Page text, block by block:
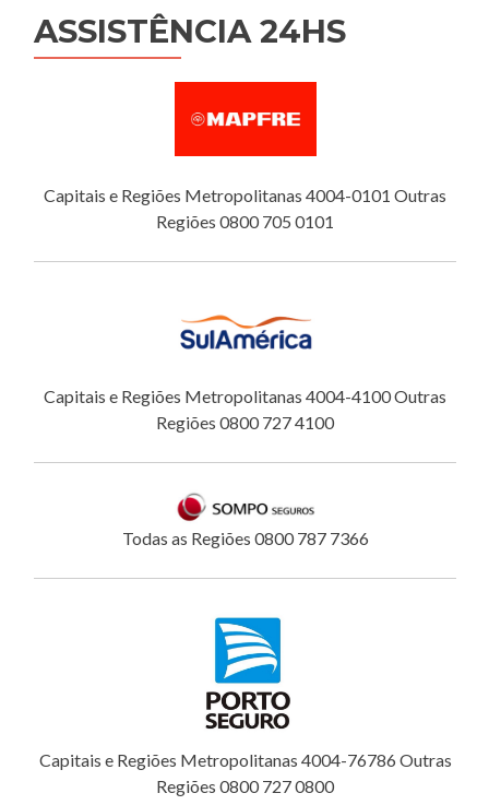
ASSISTÊNCIA 24HS
Capitais e Regiões Metropolitanas 4004-0101 Outras
Regiões 0800 705 0101
Capitais e Regiões Metropolitanas 4004-4100 Outras
Regiões 0800 727 4100
Todas as Regiões 0800 787 7366
Capitais e Regiões Metropolitanas 4004-76786 Outras
Regiões 0800 727 0800